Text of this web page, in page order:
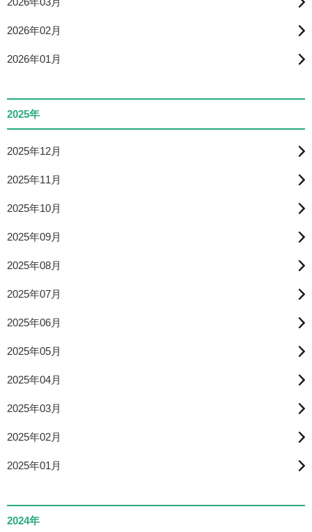
2026年02月
2026年01月
2025年
2025年12月
2025年11月
2025年10月
2025年09月
2025年08月
2025年07月
2025年06月
2025年05月
2025年04月
2025年03月
2025年02月
2025年01月
2024年